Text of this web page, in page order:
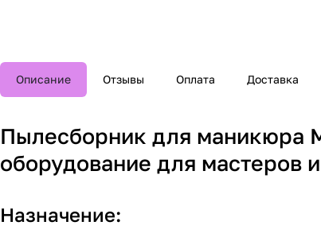
Описание Отзывы Оплата Доставка
Пылесборник для маникюра
оборудование для мастеров
Назначение: